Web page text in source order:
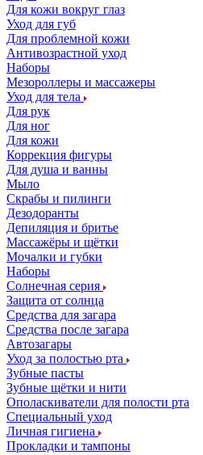
Для кожи вокруг глаз
Уход для губ
Для проблемной кожи
Антивозрастной уход
Наборы
Мезороллеры и массажеры
Уход для тела
Для рук
Для ног
Для кожи
Коррекция фигуры
Для душа и ванны
Мыло
Скрабы и пилинги
Дезодоранты
Депиляция и бритье
Массажёры и щётки
Мочалки и губки
Наборы
Солнечная серия
Защита от солнца
Средства для загара
Средства после загара
Автозагары
Уход за полостью рта
Зубные пасты
Зубные щётки и нити
Ополаскиватели для полости рта
Специальный уход
Личная гигиена
Прокладки и тампоны